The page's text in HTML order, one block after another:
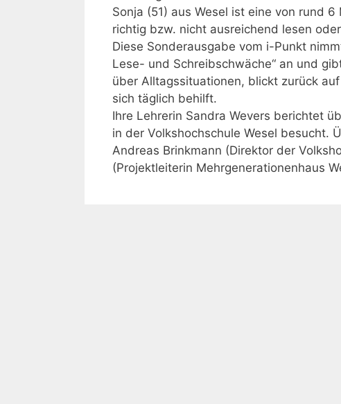
Sonja (51) aus Wesel ist eine von rund
richtig bzw. nicht ausreichend lesen
Diese Sonderausgabe vom i-Punkt
Lese- und Schreibschwäche“ an und
über Alltagssituationen, blickt zurück
sich täglich behilft.
Ihre Lehrerin Sandra Wevers berichtet
in der Volkshochschule Wesel besucht.
Andreas Brinkmann (Direktor der
(Projektleiterin Mehrgenerationenhaus